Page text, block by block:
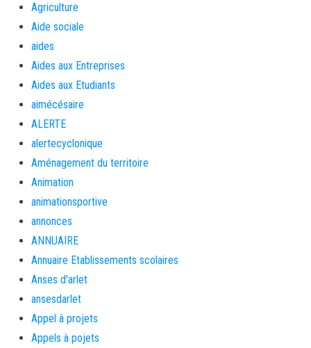
Agriculture
Aide sociale
aides
Aides aux Entreprises
Aides aux Etudiants
aimécésaire
ALERTE
alertecyclonique
Aménagement du territoire
Animation
animationsportive
annonces
ANNUAIRE
Annuaire Etablissements scolaires
Anses d'arlet
ansesdarlet
Appel à projets
Appels à pojets